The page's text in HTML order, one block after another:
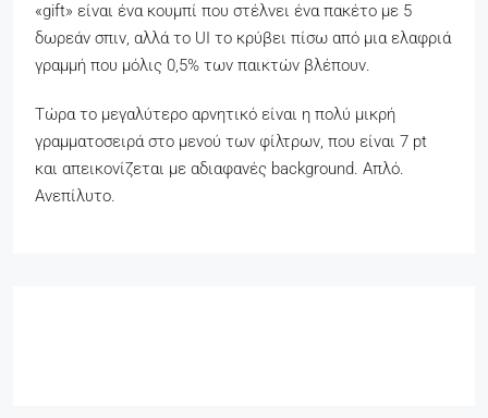
«gift» είναι ένα κουμπί που στέλνει ένα πακέτο με 5
δωρεάν σπιν, αλλά το UI το κρύβει πίσω από μια ελαφριά
γραμμή που μόλις 0,5% των παικτών βλέπουν.
Τώρα το μεγαλύτερο αρνητικό είναι η πολύ μικρή
γραμματοσειρά στο μενού των φίλτρων, που είναι 7 pt
και απεικονίζεται με αδιαφανές background. Απλό.
Ανεπίλυτο.